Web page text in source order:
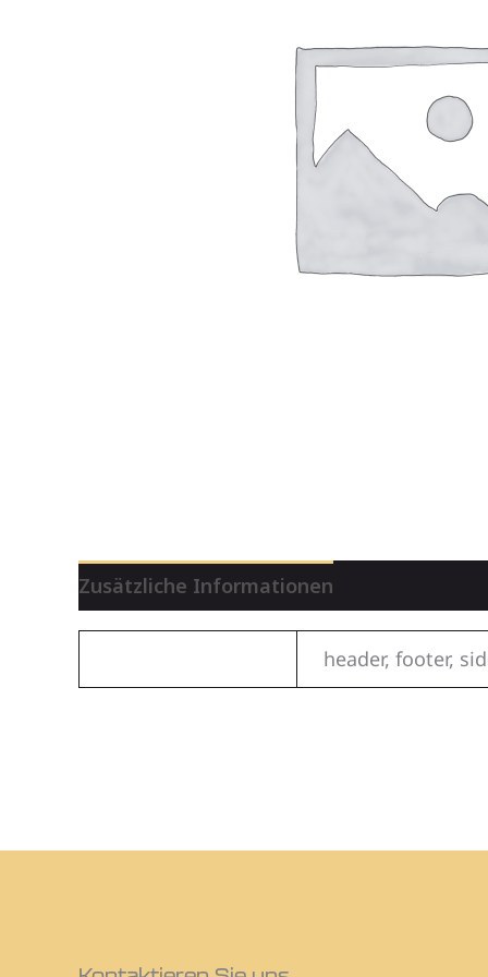
Zusätzliche Informationen
header, footer,